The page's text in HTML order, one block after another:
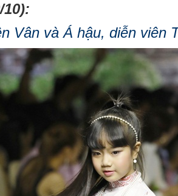
Vân và Á hậu, diễn viên